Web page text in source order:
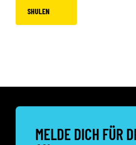
SHULEN
MELDE DICH FÜR